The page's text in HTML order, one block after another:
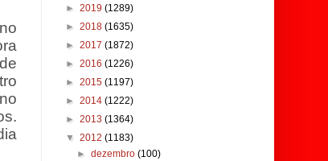
► 2019 (1289)
► 2018 (1635)
► 2017 (1872)
► 2016 (1226)
► 2015 (1197)
► 2014 (1222)
► 2013 (1364)
▼ 2012 (1183)
►dezembro(100)